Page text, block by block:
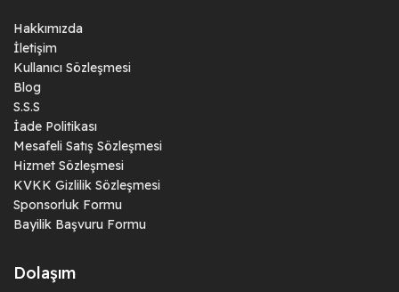
Hakkımızda
İletişim
Kullanıcı Sözleşmesi
Blog
S.S.S
İade Politikası
Mesafeli Satış Sözleşmesi
Hizmet Sözleşmesi
KVKK Gizlilik Sözleşmesi
Sponsorluk Formu
Bayilik Başvuru Formu
Dolaşım